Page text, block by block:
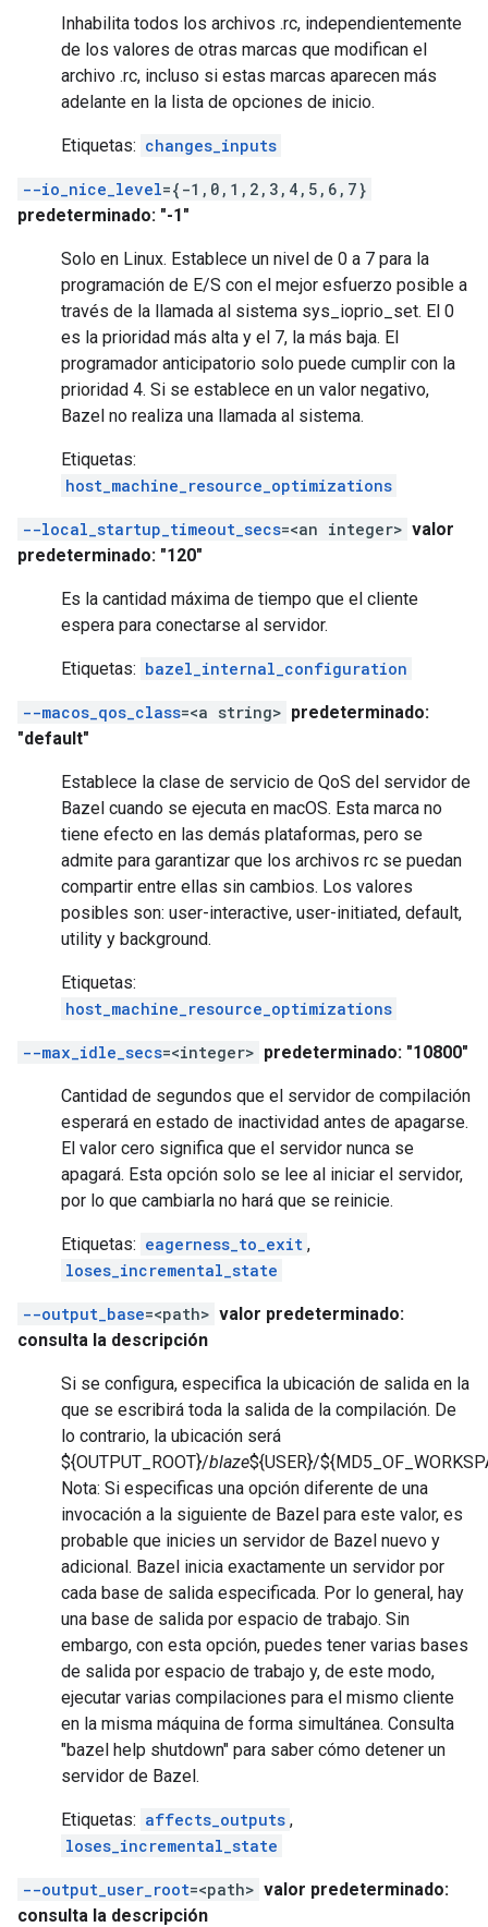
Inhabilita todos los archivos .rc, independientemente
de los valores de otras marcas que modifican el
archivo .rc, incluso si estas marcas aparecen más
adelante en la lista de opciones de inicio.
Etiquetas: changes_inputs
--io_nice_level={-1,0,1,2,3,4,5,6,7}
predeterminado: "-1"
Solo en Linux. Establece un nivel de 0 a 7 para la
programación de E/S con el mejor esfuerzo posible a
través de la llamada al sistema sys_ioprio_set. El 0
es la prioridad más alta y el 7, la más baja. El
programador anticipatorio solo puede cumplir con la
prioridad 4. Si se establece en un valor negativo,
Bazel no realiza una llamada al sistema.
Etiquetas:
host_machine_resource_optimizations
--local_startup_timeout_secs=<an integer> valor
predeterminado: "120"
Es la cantidad máxima de tiempo que el cliente
espera para conectarse al servidor.
Etiquetas: bazel_internal_configuration
--macos_qos_class=<a string> predeterminado:
"default"
Establece la clase de servicio de QoS del servidor de
Bazel cuando se ejecuta en macOS. Esta marca no
tiene efecto en las demás plataformas, pero se
admite para garantizar que los archivos rc se puedan
compartir entre ellas sin cambios. Los valores
posibles son: user-interactive, user-initiated, default,
utility y background.
Etiquetas:
host_machine_resource_optimizations
--max_idle_secs=<integer> predeterminado: "10800"
Cantidad de segundos que el servidor de compilación
esperará en estado de inactividad antes de apagarse.
El valor cero significa que el servidor nunca se
apagará. Esta opción solo se lee al iniciar el servidor,
por lo que cambiarla no hará que se reinicie.
Etiquetas: eagerness_to_exit ,
loses_incremental_state
--output_base=<path> valor predeterminado:
consulta la descripción
Si se configura, especifica la ubicación de salida en la
que se escribirá toda la salida de la compilación. De
lo contrario, la ubicación será
${OUTPUT_ROOT}/blaze${USER}/
Nota: Si especificas una opción diferente de una
invocación a la siguiente de Bazel para este valor, es
probable que inicies un servidor de Bazel nuevo y
adicional. Bazel inicia exactamente un servidor por
cada base de salida especificada. Por lo general, hay
una base de salida por espacio de trabajo. Sin
embargo, con esta opción, puedes tener varias bases
de salida por espacio de trabajo y, de este modo,
ejecutar varias compilaciones para el mismo cliente
en la misma máquina de forma simultánea. Consulta
"bazel help shutdown" para saber cómo detener un
servidor de Bazel.
Etiquetas: affects_outputs ,
loses_incremental_state
--output_user_root=<path> valor predeterminado:
consulta la descripción